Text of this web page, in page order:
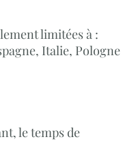
limitées à :
Italie, Pologne
le temps de